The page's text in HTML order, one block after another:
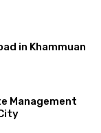
in Khammuan
Management